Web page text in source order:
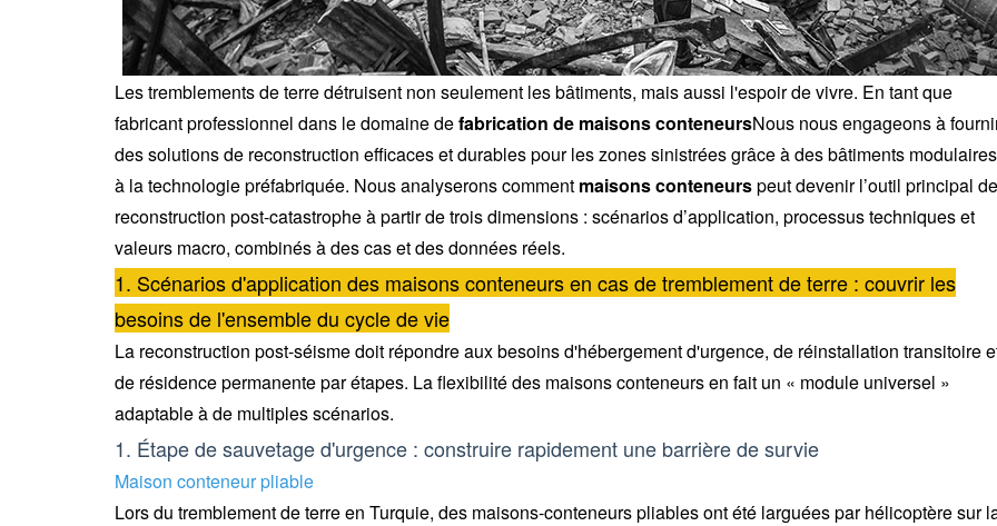
Les tremblements de terre détruisent non seulement les bâtiments, mais aussi l'espoir de vivre. En tant que
fabricant professionnel dans le domaine defabrication de maisons conteneursNous nous engageons à
des solutions de reconstruction efficaces et durables pour les zones sinistrées grâce à des bâtiments
à la technologie préfabriquée. Nous analyserons comment maisons conteneurspeut devenir l’outil principal
reconstruction post-catastrophe à partir de trois dimensions : scénarios d’application, processus techniques et
valeurs macro, combinés à des cas et des données réels.
1. Scénarios d'application des maisons conteneurs en cas de tremblement de terre : couvrir les
besoins de l'ensemble du cycle de vie
La reconstruction post-séisme doit répondre aux besoins d'hébergement d'urgence, de réinstallation transitoire
de résidence permanente par étapes. La flexibilité des maisons conteneurs en fait un « module universel »
adaptable à de multiples scénarios.
1. Étape de sauvetage d'urgence : construire rapidement une barrière de survie
Maison conteneur pliable
Lors du tremblement de terre en Turquie, des maisons-conteneurs pliables ont été larguées par hélicoptère sur